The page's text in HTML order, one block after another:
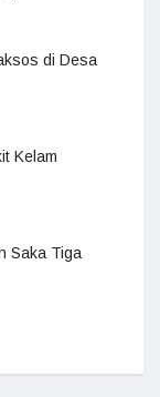
di Desa
Kelam
Saka Tiga